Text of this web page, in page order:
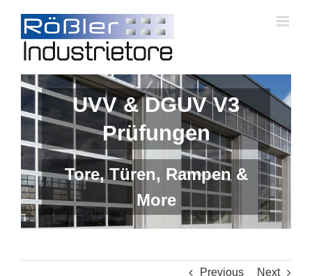
content
UVV & DGUV V3
Prüfungen
Tore, Türen, Rampen &
More
Previous Next